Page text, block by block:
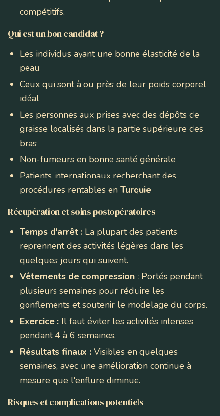
compétitifs.
Qui est un bon candidat ?
Les individus ayant une bonne élasticité de la
peau
Ceux qui sont à ou près de leur poids corporel
idéal
Les personnes aux prises avec des dépôts de
graisse localisés dans la partie supérieure des
bras
Non-fumeurs en bonne santé générale
Patients internationaux recherchant des
procédures rentables en Turquie
Récupération et soins postopératoires
Temps d'arrêt : La plupart des patients
reprennent des activités légères dans les
quelques jours qui suivent.
Vêtements de compression : Portés pendant
plusieurs semaines pour réduire les
gonflements et soutenir le modelage du corps.
Exercice : Il faut éviter les activités intenses
pendant 4 à 6 semaines.
Résultats finaux : Visibles en quelques
semaines, avec une amélioration continue à
mesure que l'enflure diminue.
Risques et complications potentiels